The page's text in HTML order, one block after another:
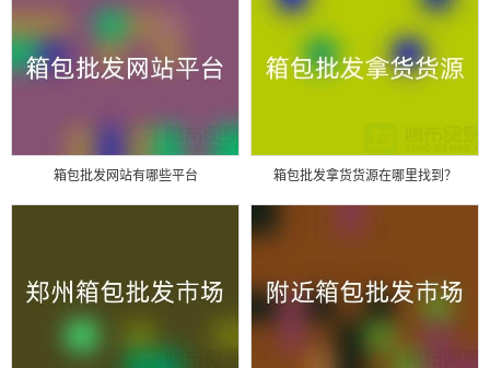
箱包批发网站有哪些平台 箱包批发拿货货源在哪里找到？